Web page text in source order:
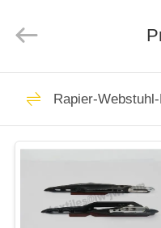
STARTSEITE
PRODUKTE
ÜBER
UNS
Export
Rapier-